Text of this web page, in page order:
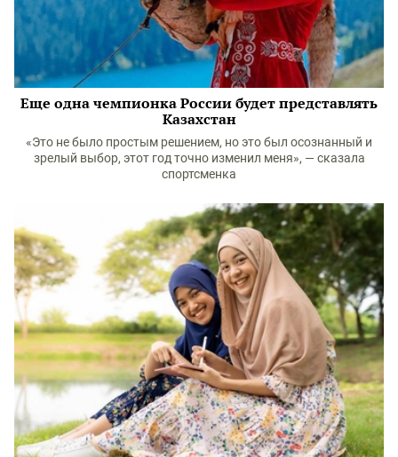
Еще одна чемпионка России будет представлять
Казахстан
«Это не было простым решением, но это был осознанный и
зрелый выбор, этот год точно изменил меня», — сказала
спортсменка